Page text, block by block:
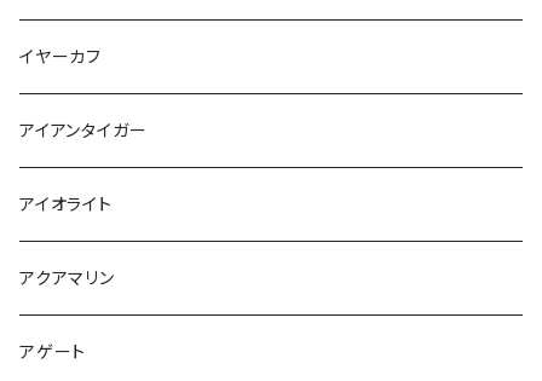
イヤーカフ
アイアンタイガー
アイオライト
アクアマリン
アゲート